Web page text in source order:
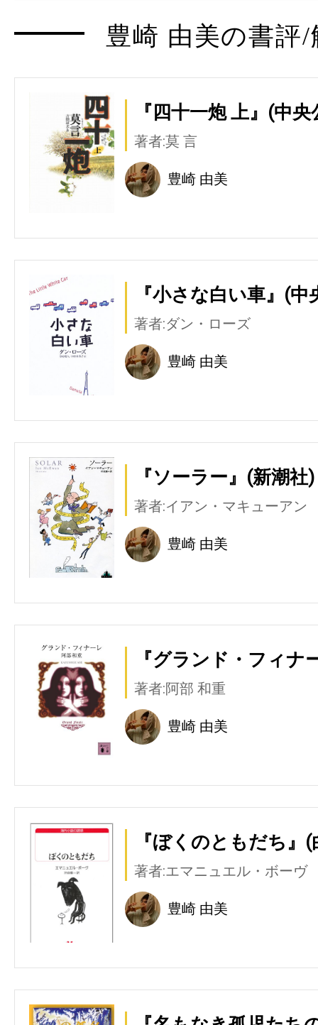
豊崎 由美の書評
『四十一炮 上』(中
著者:莫 言
豊崎 由美
『小さな白い車』(中
著者:ダン・ローズ
豊崎 由美
『ソーラー』(新潮社)
著者:イアン・マキューアン
豊崎 由美
『グランド・フィナ
著者:阿部 和重
豊崎 由美
『ぼくのともだち』
著者:エマニュエル・ボーヴ
豊崎 由美